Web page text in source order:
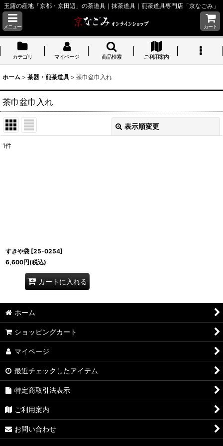
玉露の産地「京都・京田辺」の茶道具｜抹茶道具｜煎茶道具専門店「京なごみ」
メニュー カート
カテゴリ マイページ 商品検索 ご利用案内
ホーム > 茶器・煎茶道具 > 茶巾盆巾入れ
茶巾盆巾入れ
表示順変更
1件
すきや袋 [25-0254]
6,600円(税込)
カートに入れる
ホーム
ショッピングカート
マイページ
最近チェックしたアイテム
特定商取引法表示
ご利用案内
お問い合わせ